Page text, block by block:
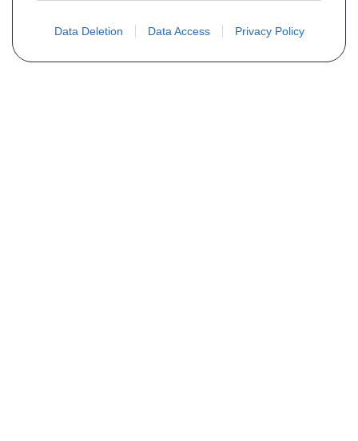
Data Deletion Data Access Privacy Policy